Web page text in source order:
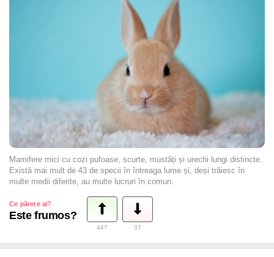
Mamifere mici cu cozi pufoase, scurte, mustăți și urechi lungi distincte.
Există mai mult de 43 de specii în întreaga lume și, deși trăiesc în
multe medii diferite, au multe lucruri în comun.
Ce părere ai?
Este frumos?
447 37